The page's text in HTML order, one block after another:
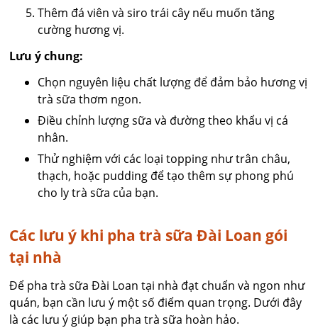
Thêm đá viên và siro trái cây nếu muốn tăng
cường hương vị.
Lưu ý chung:
Chọn nguyên liệu chất lượng để đảm bảo hương vị
trà sữa thơm ngon.
Điều chỉnh lượng sữa và đường theo khẩu vị cá
nhân.
Thử nghiệm với các loại topping như trân châu,
thạch, hoặc pudding để tạo thêm sự phong phú
cho ly trà sữa của bạn.
Các lưu ý khi pha trà sữa Đài Loan gói
tại nhà
Để pha trà sữa Đài Loan tại nhà đạt chuẩn và ngon như
quán, bạn cần lưu ý một số điểm quan trọng. Dưới đây
là các lưu ý giúp bạn pha trà sữa hoàn hảo.